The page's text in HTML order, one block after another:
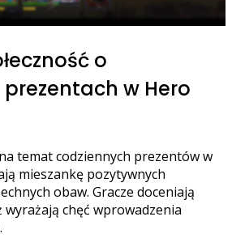
o
w Hero
temat codziennych prezentów w
mieszankę pozytywnych
obaw. Gracze doceniają
chęć wprowadzenia